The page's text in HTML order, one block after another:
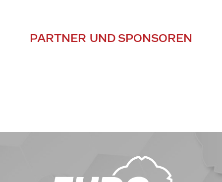
PARTNER UND SPONSOREN